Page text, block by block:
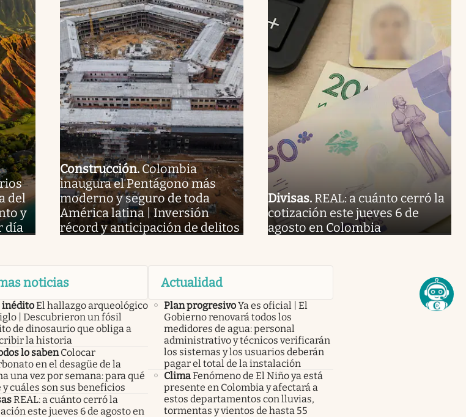
del
y
día
Construcción. Colombia
inaugura el Pentágono más
moderno y seguro de toda
América latina | Inversión
récord y anticipación de delitos
Divisas. REAL: a cuánto cerró la
cotización este jueves 6 de
agosto en Colombia
noticias
inéditoEl hallazgo arqueológico
| Descubrieron un fósil
de dinosaurio que obliga a
la historia
lo saben Colocar
en el desagüe de la
una vez por semana: para qué
y cuáles son sus beneficios
REAL: a cuánto cerró la
este jueves 6 de agosto en
Actualidad
Plan progresivoYa es oficial | El
Gobierno renovará todos los
medidores de agua: personal
administrativo y técnicos verificarán
los sistemas y los usuarios deberán
pagar el total de la instalación
ClimaFenómeno de El Niño ya está
presente en Colombia y afectará a
estos departamentos con lluvias,
tormentas y vientos de hasta 55